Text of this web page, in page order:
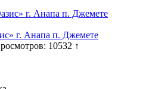
г. Анапа п. Джемете
10532 ↑